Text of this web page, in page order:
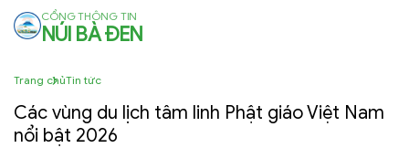
CỔNG THÔNG TIN
NÚI BÀ ĐEN
Trang chủTin tức
Các vùng du lịch tâm linh Phật giáo Việt Nam
nổi bật 2026